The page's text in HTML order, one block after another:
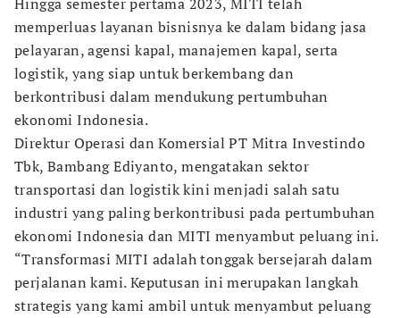
memperluas layanan bisnisnya ke dalam bidang jasa
pelayaran, agensi kapal, manajemen kapal, serta
logistik, yang siap untuk berkembang dan
berkontribusi dalam mendukung pertumbuhan
ekonomi Indonesia.
Direktur Operasi dan Komersial PT Mitra Investindo
Tbk, Bambang Ediyanto, mengatakan sektor
transportasi dan logistik kini menjadi salah satu
industri yang paling berkontribusi pada pertumbuhan
ekonomi Indonesia dan MITI menyambut peluang ini.
“Transformasi MITI adalah tonggak bersejarah dalam
perjalanan kami. Keputusan ini merupakan langkah
strategis yang kami ambil untuk menyambut peluang